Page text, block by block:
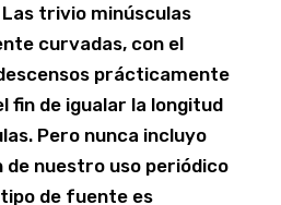
trivio minúsculas
curvadas, con el
prácticamente
fin de igualar la longitud
Pero nunca incluyo
de nuestro uso periódico
de fuente es